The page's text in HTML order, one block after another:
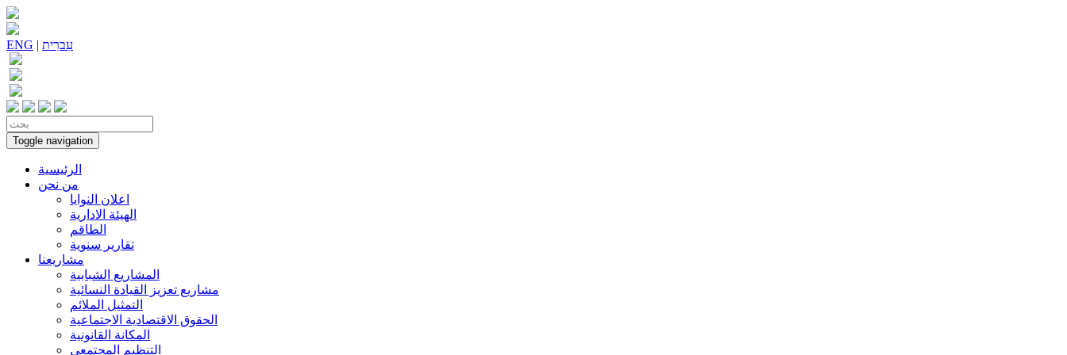
ENG | עִברִית
Toggle navigation
الرئيسية
من نحن
اعلان النوايا
الهيئة الادارية
الطاقم
تقارير سنوية
مشاريعنا
المشاريع الشبابية
مشاريع تعزيز القيادة النسائية
التمثيل الملائم
الحقوق الاقتصادية الاجتماعية
المكانة القانونية
التنظيم المجتمعي